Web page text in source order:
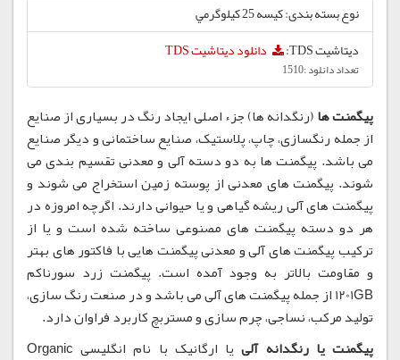
نوع بسته بندی: كيسه 25 كيلوگرمي
دیتاشیت TDS:
دانلود دیتاشیت TDS
تعداد دانلود :1510
پیگمنت ها(رنگدانه ها) جزء اصلی ایجاد رنگ در بسیاری از صنایع
از جمله رنگسازی، چاپ، پلاستیک، صنایع ساختمانی و دیگر صنایع
می باشد. پیگمنت ها به دو دسته آلی و معدنی تقسیم بندی می
شوند. پیگمنت های معدنی از پوسته زمین استخراج می شوند و
پیگمنت های آلی ریشه گیاهی و یا حیوانی دارند. اگرچه امروزه در
هر دو دسته پیگمنت های مصنوعی ساخته شده است و یا از
ترکیب پیگمنت های آلی و معدنی پیگمنت هایی با فاکتور های بهتر
و مقاومت بالاتر به وجود آمده است. پیگمنت زرد سورناکم
1201GB از جمله پیگمنت های آلی می باشد و در صنعت رنگ سازی،
تولید مرکب، نساجی، چرم سازی و مستربچ کاربرد فراوان دارد.
پیگمنت یا رنگدانه آلی
یا ارگانیک با نام انگلیسی Organic